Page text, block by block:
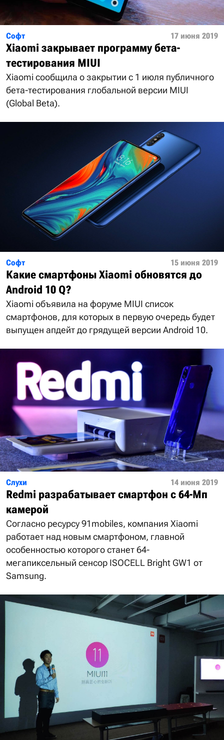
Софт 17 июня 2019
Xiaomi закрывает программу бета-
тестирования MIUI
Xiaomi сообщила о закрытии с 1 июля публичного
бета-тестирования глобальной версии MIUI
(Global Beta).
Софт 15 июня 2019
Какие смартфоны Xiaomi обновятся до
Android 10 Q?
Xiaomi объявила на форуме MIUI список
смартфонов, для которых в первую очередь будет
выпущен апдейт до грядущей версии Android 10.
Слухи 14 июня 2019
Redmi разрабатывает смартфон с 64-Мп
камерой
Согласно ресурсу 91mobiles, компания Xiaomi
работает над новым смартфоном, главной
особенностью которого станет 64-
мегапиксельный сенсор ISOCELL Bright GW1 от
Samsung.